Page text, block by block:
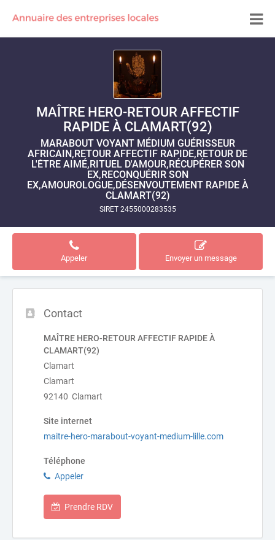
MAÎTRE HERO-RETOUR AFFECTIF
RAPIDE À CLAMART(92)
MARABOUT VOYANT MÉDIUM GUÉRISSEUR
AFRICAIN,RETOUR AFFECTIF RAPIDE,RETOUR DE
L'ÊTRE AIMÉ,RITUEL D'AMOUR,RÉCUPÉRER SON
EX,RECONQUÉRIR SON
EX,AMOUROLOGUE,DÉSENVOUTEMENT RAPIDE À
CLAMART(92)
SIRET 2455000283535
Appeler Envoyer un message
Contact
MAÎTRE HERO-RETOUR AFFECTIF RAPIDE À
CLAMART(92)
Clamart
Clamart
92140 Clamart
Site internet
maitre-hero-marabout-voyant-medium-lille.com
Téléphone
Appeler
Prendre RDV